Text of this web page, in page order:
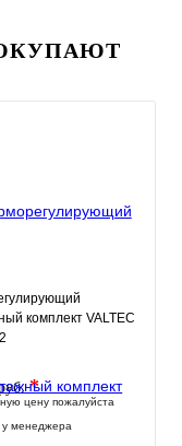
комплект VALTEC
*
цену пожалуйста
у менеджера